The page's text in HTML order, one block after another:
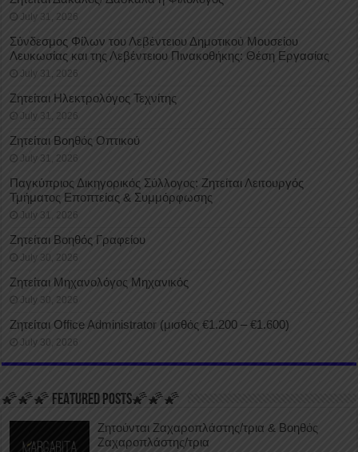
July 31, 2026
Σύνδεσμος Φίλων του Λεβέντειου Δημοτικού Μουσείου
Λευκωσίας και της Λεβέντειου Πινακοθήκης: Θέση Εργασίας
July 31, 2026
Ζητείται Ηλεκτρολόγος Τεχνίτης
July 31, 2026
Ζητείται Βοηθός Οπτικού
July 31, 2026
Παγκύπριος Δικηγορικός Σύλλογος: Ζητείται Λειτουργός
Τμήματος Εποπτείας & Συμμόρφωσης
July 31, 2026
Ζητείται Βοηθός Γραφείου
July 30, 2026
Ζητείται Μηχανολόγος Μηχανικός
July 30, 2026
Ζητείται Office Administrator (μισθός €1.200 – €1.600)
July 30, 2026
🌠🌠🌠 FEATURED POSTS🌠🌠🌠
Ζητούνται Ζαχαροπλάστης/τρια & Βοηθός
Ζαχαροπλάστης/τρια